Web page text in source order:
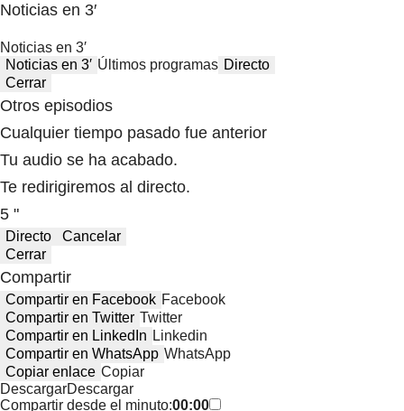
Noticias en 3′
Noticias en 3′
Noticias en 3′ Últimos programas Directo
Cerrar
Otros episodios
Cualquier tiempo pasado fue anterior
Tu audio se ha acabado.
Te redirigiremos al directo.
5 "
Directo
Cancelar
Cerrar
Compartir
Compartir en Facebook Facebook
Compartir en Twitter Twitter
Compartir en LinkedIn Linkedin
Compartir en WhatsApp WhatsApp
Copiar enlace Copiar
DescargarDescargar
Compartir desde el minuto:00:00